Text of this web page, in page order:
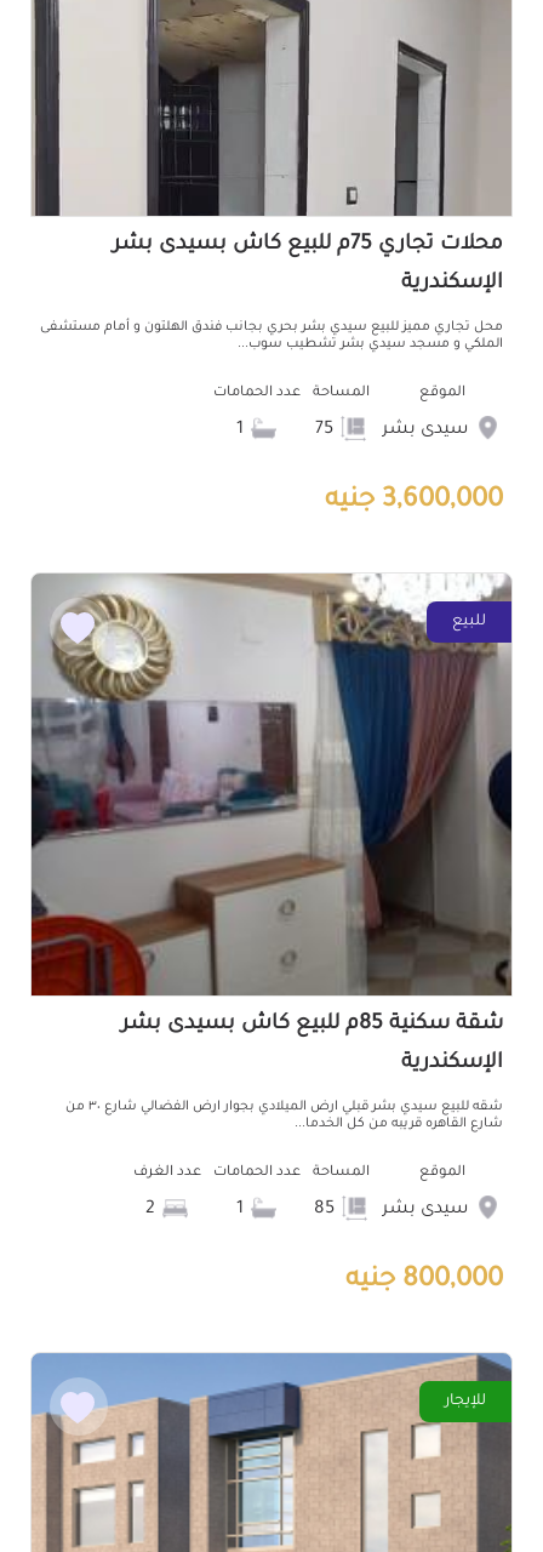
محلات تجاري 75م للبيع كاش بسيدى بشر
الإسكندرية
محل تجاري مميز للبيع سيدي بشر بحري بجانب فندق الهلتون و أمام مستشفى
الملكي و مسجد سيدي بشر تشطيب سوب...
الموقع
سيدى بشر
المساحة
75
عدد الحمامات
3,600,000 جنيه
للبيع
شقة سكنية 85م للبيع كاش بسيدى بشر
الإسكندرية
شقه للبيع سيدي بشر قبلي ارض الميلادي بجوار ارض الفضالي شارع ٣٠ من
شارع القاهره قريبه من كل الخدما...
الموقع
سيدى بشر
المساحة
85
عدد الحمامات عدد الغرف
800,000 جنيه
للإيجار